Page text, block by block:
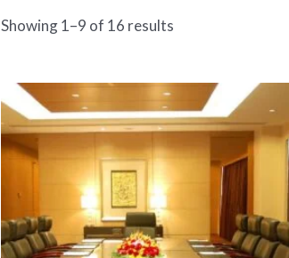
Showing 1–9 of 16 results